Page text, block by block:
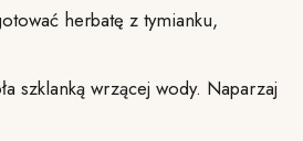
herbatę z tymianku,
szklanką wrzącej wody. Naparzaj